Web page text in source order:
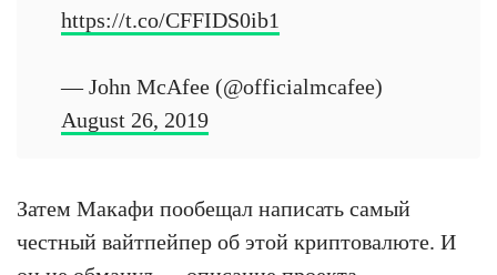
https://t.co/CFFIDS0ib1
— John McAfee (@officialmcafee)
August 26, 2019
Затем Макафи пообещал написать самый
честный вайтпейпер об этой криптовалюте. И